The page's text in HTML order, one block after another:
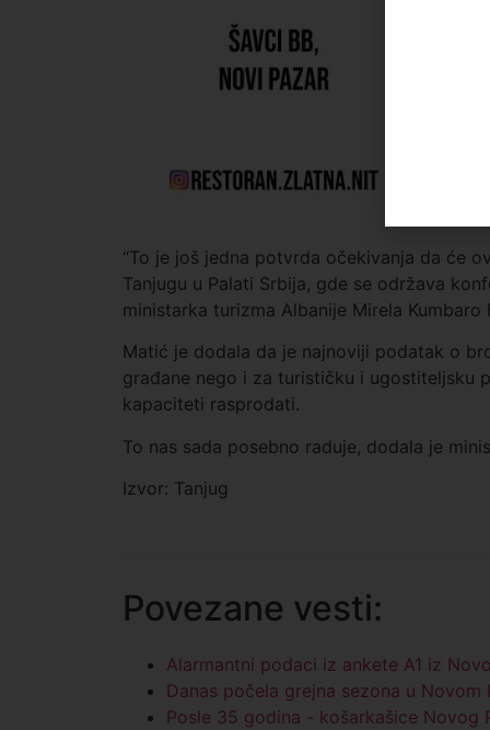
“To je još jedna potvrda očekivanja da će
Tanjugu u Palati Srbija, gde se održava
ministarka turizma Albanije Mirela Kumbaro
Matić je dodala da je najnoviji podatak o
građane nego i za turističku i ugostiteljsku
kapaciteti rasprodati.
To nas sada posebno raduje, dodala je
Izvor: Tanjug
Povezane vesti:
Alarmantni podaci iz ankete A1 iz
Danas počela grejna sezona u
Posle 35 godina - košarkašice Novog